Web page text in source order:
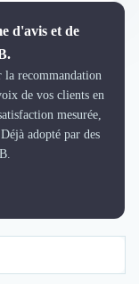
d'avis et de
la recommandation
de vos clients en
mesurée,
adopté par des